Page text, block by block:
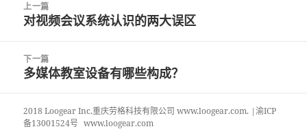
navigation
上一篇
上
篇
文
对视频会议系统认识的两大误区
下一篇
下
篇
文
多媒体教室设备有哪些构成？
2018 Loogear Inc.重庆劳格科技有限公司 www.loogear.com. |渝ICP
备13001524号 www.loogear.com